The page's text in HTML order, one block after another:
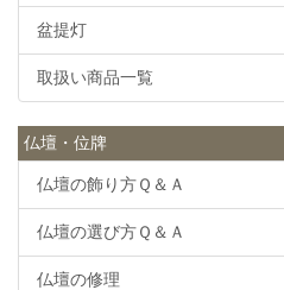
盆提灯
取扱い商品一覧
仏壇・位牌
仏壇の飾り方Ｑ＆Ａ
仏壇の選び方Ｑ＆Ａ
仏壇の修理